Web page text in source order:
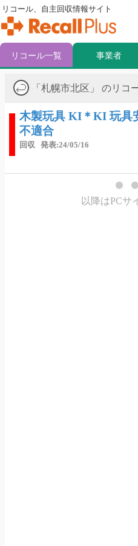
「札幌市北区」 のリコ
木製玩具 KI＊KI 玩具
不適合
回収 発表:24/05/16
以降はPCサ
リコール、自主回収情報サイト
リコール一覧 事業者